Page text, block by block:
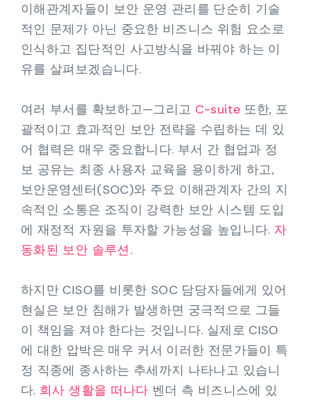
이해관계자들이 보안 운영 관리를 단순히 기술
적인 문제가 아닌 중요한 비즈니스 위험 요소로
인식하고 집단적인 사고방식을 바꿔야 하는 이
유를 살펴보겠습니다.
여러 부서를 확보하고—그리고 C-suite 또한, 포
괄적이고 효과적인 보안 전략을 수립하는 데 있
어 협력은 매우 중요합니다. 부서 간 협업과 정
보 공유는 최종 사용자 교육을 용이하게 하고,
보안운영센터(SOC)와 주요 이해관계자 간의 지
속적인 소통은 조직이 강력한 보안 시스템 도입
에 재정적 자원을 투자할 가능성을 높입니다. 자
동화된 보안 솔루션.
하지만 CISO를 비롯한 SOC 담당자들에게 있어
현실은 보안 침해가 발생하면 궁극적으로 그들
이 책임을 져야 한다는 것입니다. 실제로 CISO
에 대한 압박은 매우 커서 이러한 전문가들이 특
정 직종에 종사하는 추세까지 나타나고 있습니
다. 회사 생활을 떠나다 벤더 측 비즈니스에 있